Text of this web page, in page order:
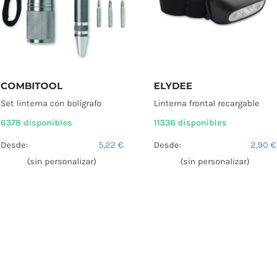
COMBITOOL
Set linterna con bolígrafo
6378 disponibles
Desde: 5,22 €
(sin personalizar)
ELYDEE
Linterna frontal recargable
11336 disponibles
Desde: 2,90€
(sin personalizar)